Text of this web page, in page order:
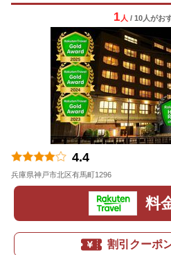
1 人 / 10人がお
4.4
兵庫県神戸市北区有馬町1296
料
割引クーポ